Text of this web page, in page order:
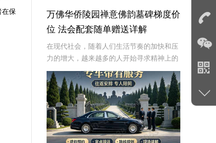
在保
万佛华侨陵园禅意佛韵墓碑梯度价
位 法会配套随单赠送详解
在现代社会，随着人们生活节奏的加快和压
力的增大，越来越多的人开始寻求精神上的
慰藉和宁静。万佛华侨陵园，作为一家融合
了传统佛教文化与现代园林艺术的陵园，致
力于为逝者提供庄严而宁静的安息之地，同
时也为生者